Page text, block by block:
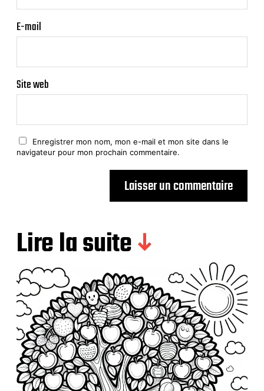
E-mail
Site web
Enregistrer mon nom, mon e-mail et mon site dans le
navigateur pour mon prochain commentaire.
Lire la suite